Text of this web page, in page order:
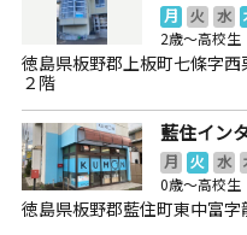
月 火 水
2歳～高校生
徳島県板野郡上板町七條字
２階
藍住イン
月 火 水
0歳～高校生
徳島県板野郡藍住町東中富字